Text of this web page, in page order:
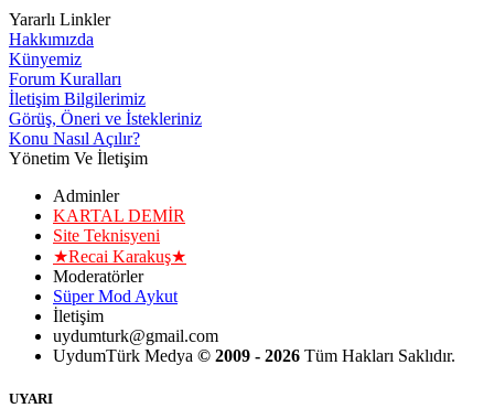
Yararlı Linkler
Hakkımızda
Künyemiz
Forum Kuralları
İletişim Bilgilerimiz
Görüş, Öneri ve İstekleriniz
Konu Nasıl Açılır?
Yönetim Ve İletişim
Adminler
KARTAL DEMİR
Site Teknisyeni
★Recai Karakuş★
Moderatörler
Süper Mod Aykut
İletişim
uydumturk@gmail.com
UydumTürk Medya © 2009 - 2026 Tüm Hakları Saklıdır.
UYARI